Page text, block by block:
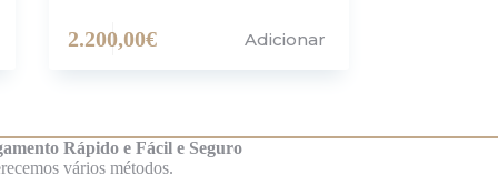
2.200,00€ Adicionar
Rápido e Fácil e Seguro
vários métodos.